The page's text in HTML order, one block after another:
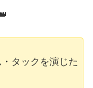
タックを演じた